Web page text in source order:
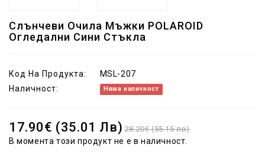
Слънчеви Очила Мъжки POLAROID
Огледални Сини Стъкла
Код На Продукта:
MSL-207
Наличност:
Няма наличност
17.90€ (35.01 Лв) 28.20€ (55.15 лв)
В момента този продукт не е в наличност.